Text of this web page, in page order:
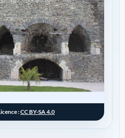
:CC BY-SA 4.0